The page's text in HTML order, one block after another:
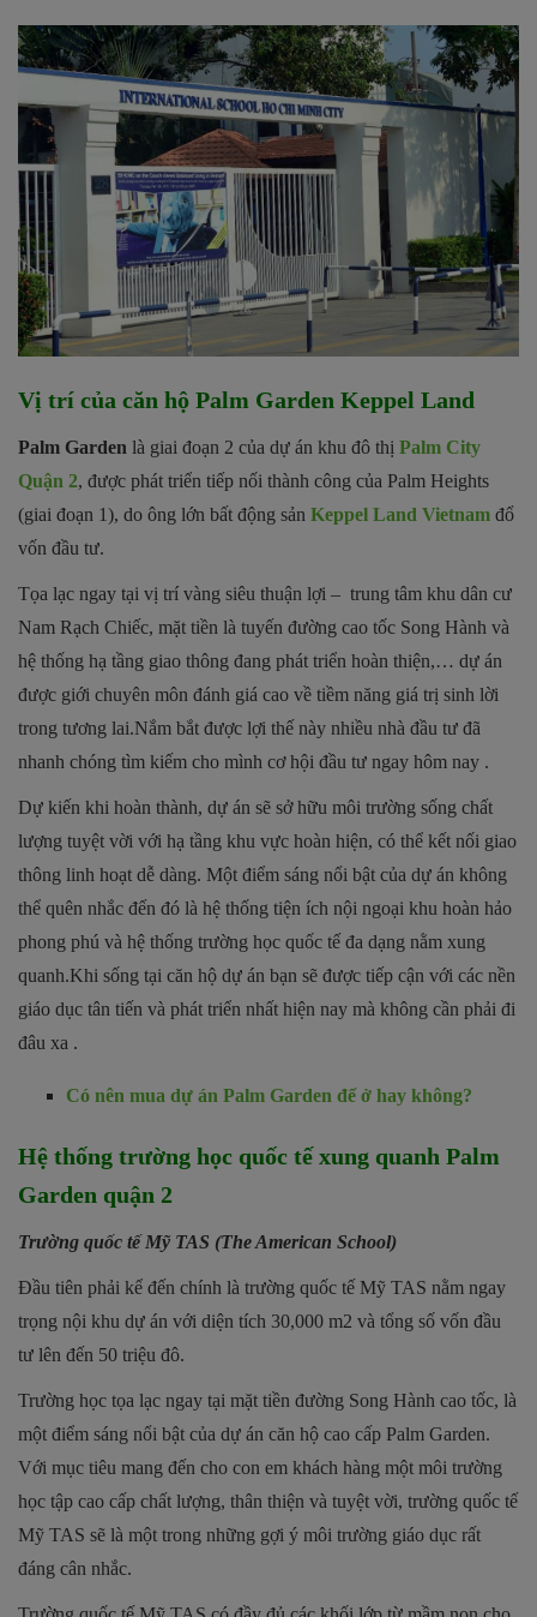
Vị trí của căn hộ Palm Garden Keppel Land
Palm Garden là giai đoạn 2 của dự án khu đô thị Palm City
Quận 2, được phát triển tiếp nối thành công của Palm Heights
(giai đoạn 1), do ông lớn bất động sản Keppel Land Vietnam đổ
vốn đầu tư.
Tọa lạc ngay tại vị trí vàng siêu thuận lợi – trung tâm khu dân cư
Nam Rạch Chiếc, mặt tiền là tuyến đường cao tốc Song Hành và
hệ thống hạ tầng giao thông đang phát triển hoàn thiện,… dự án
được giới chuyên môn đánh giá cao về tiềm năng giá trị sinh lời
trong tương lai.Nắm bắt được lợi thế này nhiều nhà đầu tư đã
nhanh chóng tìm kiếm cho mình cơ hội đầu tư ngay hôm nay .
Dự kiến khi hoàn thành, dự án sẽ sở hữu môi trường sống chất
lượng tuyệt vời với hạ tầng khu vực hoàn hiện, có thể kết nối giao
thông linh hoạt dễ dàng. Một điểm sáng nổi bật của dự án không
thể quên nhắc đến đó là hệ thống tiện ích nội ngoại khu hoàn hảo
phong phú và hệ thống trường học quốc tế đa dạng nằm xung
quanh.Khi sống tại căn hộ dự án bạn sẽ được tiếp cận với các nền
giáo dục tân tiến và phát triển nhất hiện nay mà không cần phải đi
đâu xa .
Có nên mua dự án Palm Garden để ở hay không?
Hệ thống trường học quốc tế xung quanh Palm
Garden quận 2
Trường quốc tế Mỹ TAS (The American School)
Đầu tiên phải kể đến chính là trường quốc tế Mỹ TAS nằm ngay
trọng nội khu dự án với diện tích 30,000 m2 và tổng số vốn đầu
tư lên đến 50 triệu đô.
Trường học tọa lạc ngay tại mặt tiền đường Song Hành cao tốc, là
một điểm sáng nổi bật của dự án căn hộ cao cấp Palm Garden.
Với mục tiêu mang đến cho con em khách hàng một môi trường
học tập cao cấp chất lượng, thân thiện và tuyệt vời, trường quốc tế
Mỹ TAS sẽ là một trong những gợi ý môi trường giáo dục rất
đáng cân nhắc.